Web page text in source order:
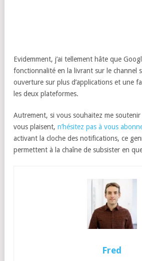
Evidemment, j’ai tellement hâte que
fonctionnalité en la livrant sur le channel
ouverture sur plus d’applications et une
les deux plateformes.
Autrement, si vous souhaitez me soutenir
vous plaisent, n’hésitez pas à vous
activant la cloche des notifications, ce
permettent à la chaîne de subsister en
Fred